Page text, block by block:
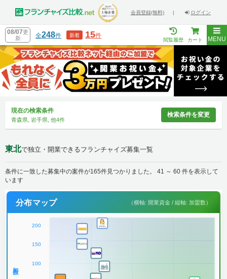
会員登録(無料) | ログイン
08/07更
新
全248件 新着 15件
閲覧履歴 カート MENU
現在の検索条件
青森県, 岩手県, 他4件
検索条件を変更
東北で独立・開業できるフランチャイズ募集一覧
条件に一致した募集中の案件が165件見つかりました。 41 ～ 60 件を表示して
います
分布マップ （横軸: 開業資金 / 縦軸: 加盟数）
200
150
100